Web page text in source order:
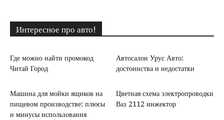
Интересное про авто!
Где можно найти промокод
Читай Город
Автосалон Урус Авто:
достоинства и недостатки
Машина для мойки ящиков на
пищевом производстве: плюсы
и минусы использования
Цветная схема электропроводки
Ваз 2112 инжектор